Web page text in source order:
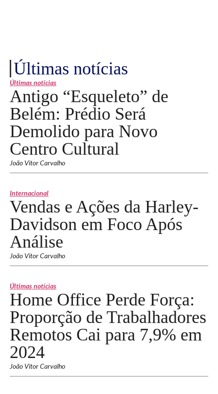
Últimas notícias
Últimas notícias
Antigo “Esqueleto” de
Belém: Prédio Será
Demolido para Novo
Centro Cultural
João Vitor Carvalho
Internacional
Vendas e Ações da Harley-
Davidson em Foco Após
Análise
João Vitor Carvalho
Últimas notícias
Home Office Perde Força:
Proporção de Trabalhadores
Remotos Cai para 7,9% em
2024
João Vitor Carvalho